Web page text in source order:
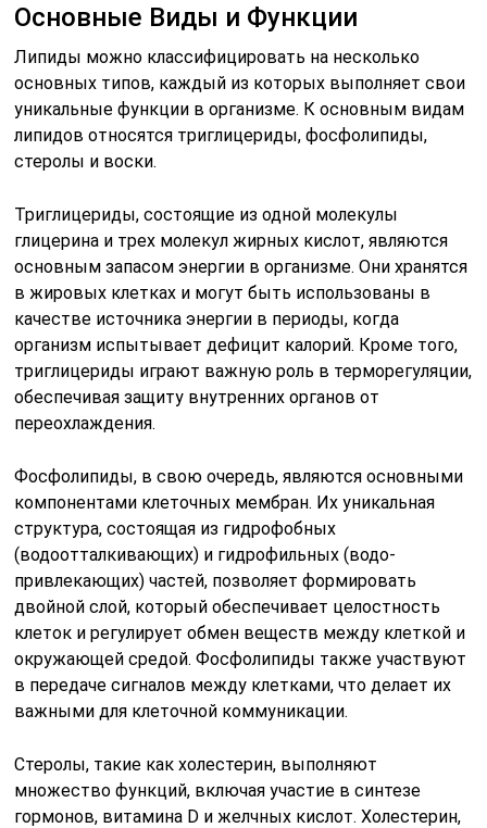
Основные Виды и Функции
Липиды можно классифицировать на несколько
основных типов, каждый из которых выполняет свои
уникальные функции в организме. К основным видам
липидов относятся триглицериды, фосфолипиды,
стеролы и воски.
Триглицериды, состоящие из одной молекулы
глицерина и трех молекул жирных кислот, являются
основным запасом энергии в организме. Они хранятся
в жировых клетках и могут быть использованы в
качестве источника энергии в периоды, когда
организм испытывает дефицит калорий. Кроме того,
триглицериды играют важную роль в терморегуляции,
обеспечивая защиту внутренних органов от
переохлаждения.
Фосфолипиды, в свою очередь, являются основными
компонентами клеточных мембран. Их уникальная
структура, состоящая из гидрофобных
(водоотталкивающих) и гидрофильных (водо-
привлекающих) частей, позволяет формировать
двойной слой, который обеспечивает целостность
клеток и регулирует обмен веществ между клеткой и
окружающей средой. Фосфолипиды также участвуют
в передаче сигналов между клетками, что делает их
важными для клеточной коммуникации.
Стеролы, такие как холестерин, выполняют
множество функций, включая участие в синтезе
гормонов, витамина D и желчных кислот. Холестерин,